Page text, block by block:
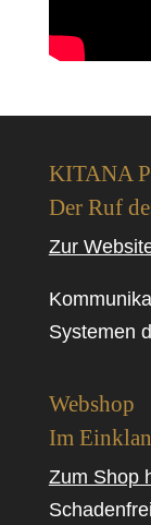
KITANA
Der Ruf
Zur
Systemen
Webshop
Im
Zum Shop